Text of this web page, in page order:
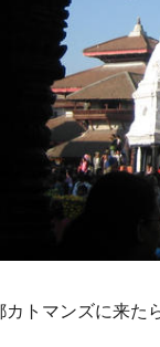
カトマンズに来た